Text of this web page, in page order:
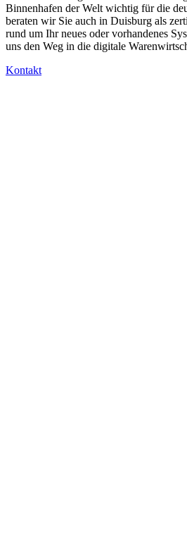
Binnenhafen der Welt wichtig für die
beraten wir Sie auch in Duisburg als
rund um Ihr neues oder vorhandenes
uns den Weg in die digitale
Kontakt